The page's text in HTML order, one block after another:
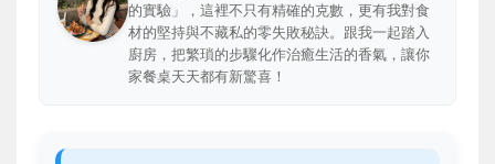
的實驗」，這裡不只有精確的克數，更有我對食
材的堅持與不藏私的零失敗秘訣。跟我一起踏入
廚房，把繁瑣的步驟化作治癒生活的香氣，讓你
家餐桌天天都有新驚喜！